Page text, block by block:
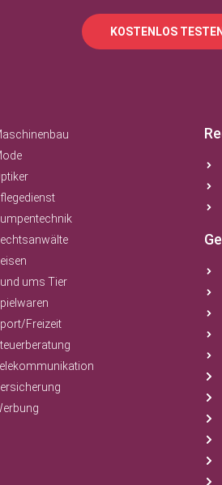
KOSTENLOS TESTEN
ums Tier
Freizeit